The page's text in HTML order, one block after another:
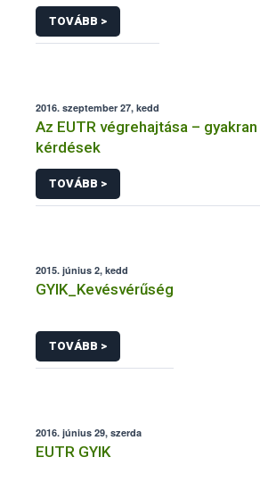
TOVÁBB >
2016. szeptember 27, kedd
Az EUTR végrehajtása –
kérdések
TOVÁBB >
2015. június 2, kedd
GYIK_Kevésvérűség
TOVÁBB >
2016. június 29, szerda
EUTR GYIK